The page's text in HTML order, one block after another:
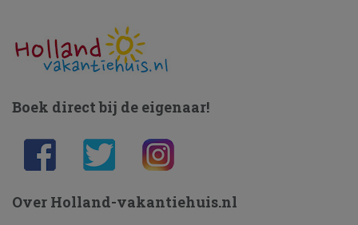
Boek direct bij de eigenaar!
Over Holland-vakantiehuis.nl